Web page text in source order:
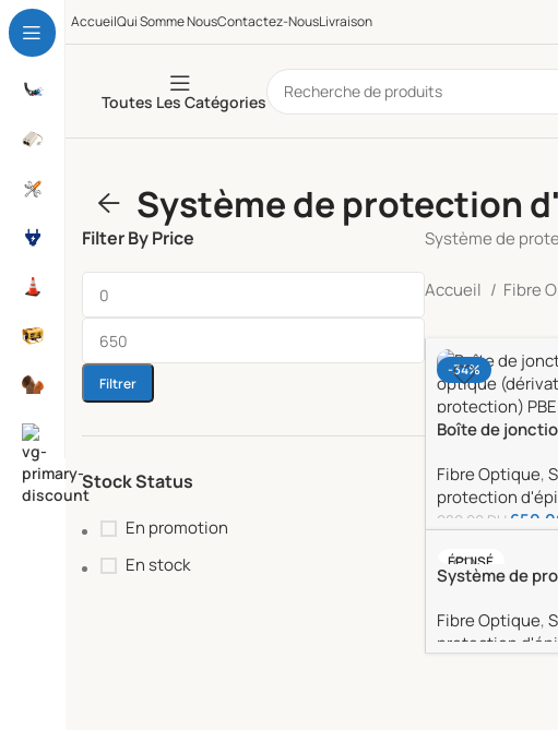
AccueilQui Somme NousContactez-NousLivraison
Toutes Les Catégories
Système de protection
Filter By Price
Filtrer
Stock Status
En promotion
En stock
Système de
Accueil Fibre
-34%
Boîte de
protection)
Fibre Optique,
protection
980.00 DH
Ajouter Au Panier
ÉPUISÉ
Système de
Fibre Optique,
protection